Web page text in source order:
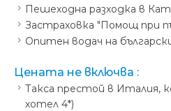
Пешеходна разходка в
Застраховка "Помощ при
Опитен водач на
Цената не включва :
Такса престой в Италия,
хотел 4*)